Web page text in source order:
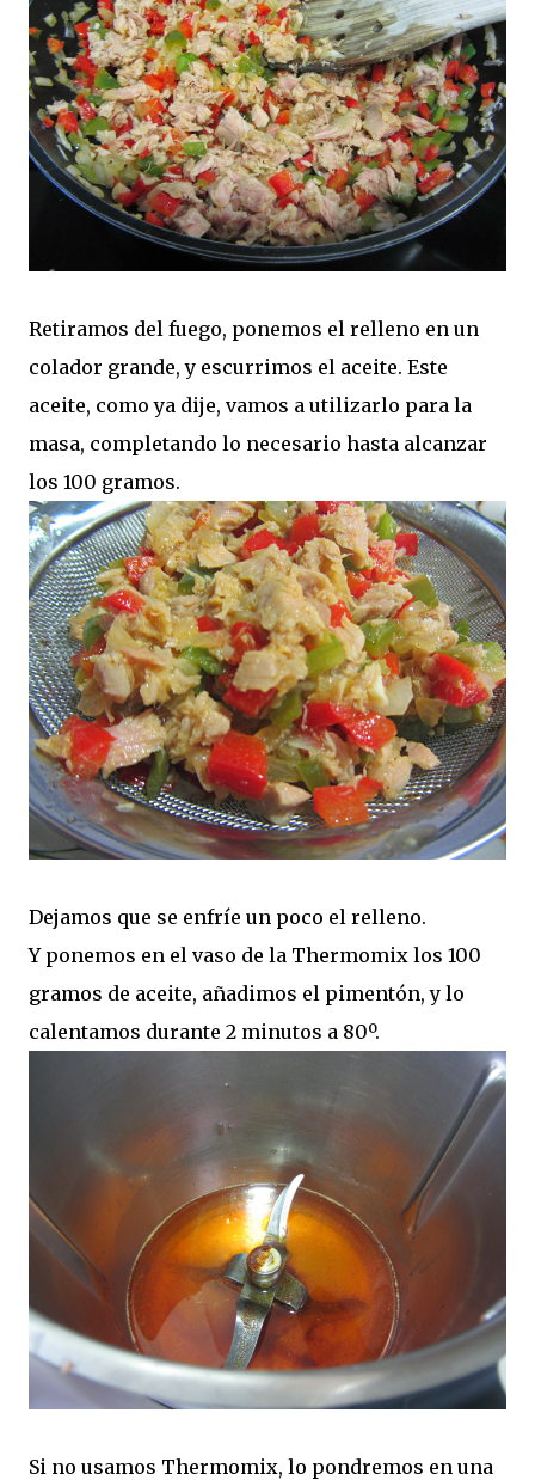
Retiramos del fuego, ponemos el relleno en un
colador grande, y escurrimos el aceite. Este
aceite, como ya dije, vamos a utilizarlo para la
masa, completando lo necesario hasta alcanzar
los 100 gramos.
Dejamos que se enfríe un poco el relleno.
Y ponemos en el vaso de la Thermomix los 100
gramos de aceite, añadimos el pimentón, y lo
calentamos durante 2 minutos a 80º.
Si no usamos Thermomix, lo pondremos en una